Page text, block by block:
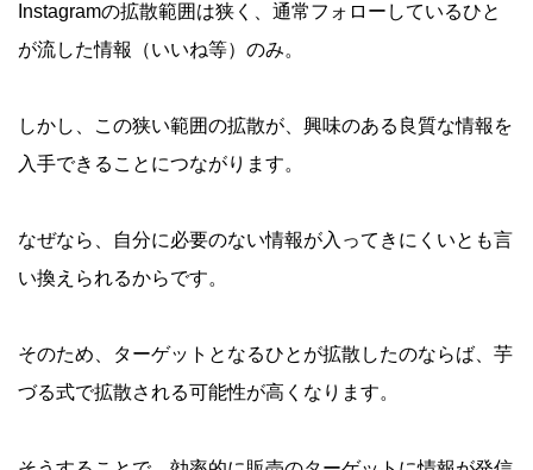
Instagramの拡散範囲は狭く、通常フォローしているひと
が流した情報（いいね等）のみ。
しかし、この狭い範囲の拡散が、興味のある良質な情報を
入手できることにつながります。
なぜなら、自分に必要のない情報が入ってきにくいとも言
い換えられるからです。
そのため、ターゲットとなるひとが拡散したのならば、芋
づる式で拡散される可能性が高くなります。